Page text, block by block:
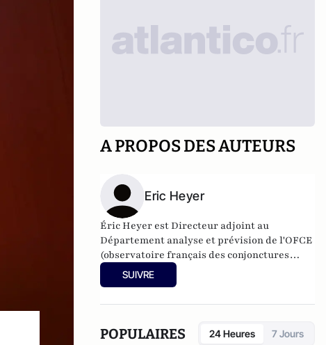
A PROPOS DES AUTEURS
Eric Heyer
Éric Heyer est Directeur adjoint au
Département analyse et prévision de l'OFCE
(observatoire français des conjonctures
économiques - centre de recherche en
économie de Sciences Po).
SUIVRE
POPULAIRES 24 Heures 7 Jours